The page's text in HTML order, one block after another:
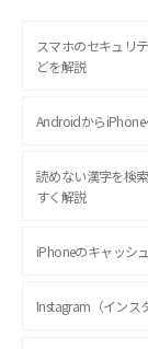
スマホのセキュリ
どを解説
Androidから
読めない漢字を検
すく解説
iPhoneのキャッシ
Instagram（インス